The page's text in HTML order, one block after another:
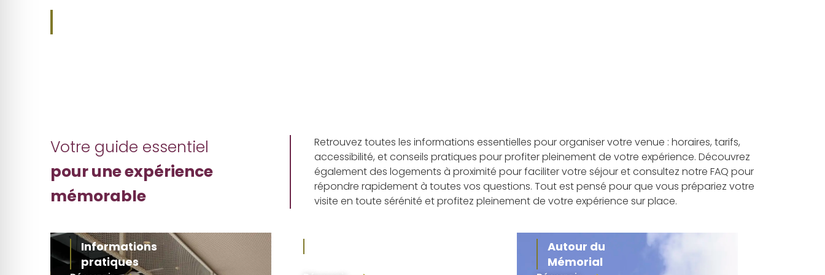
Votre guide essentiel
pour une expérience
mémorable
Retrouvez toutes les informations essentielles pour organiser votre venue : horaires, tarifs,
accessibilité, et conseils pratiques pour profiter pleinement de votre expérience. Découvrez
également des logements à proximité pour faciliter votre séjour et consultez notre FAQ pour
répondre rapidement à toutes vos questions. Tout est pensé pour que vous prépariez votre
visite en toute sérénité et profitez pleinement de votre expérience sur place.
Informations
pratiques
Autour du
Mémorial